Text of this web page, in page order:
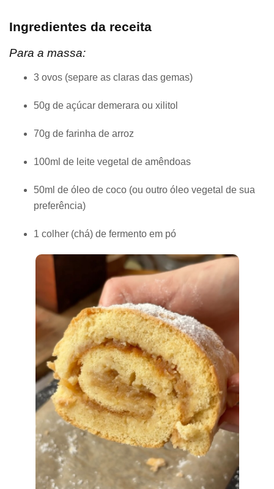
Ingredientes da receita
Para a massa:
3 ovos (separe as claras das gemas)
50g de açúcar demerara ou xilitol
70g de farinha de arroz
100ml de leite vegetal de amêndoas
50ml de óleo de coco (ou outro óleo vegetal de sua
preferência)
1 colher (chá) de fermento em pó